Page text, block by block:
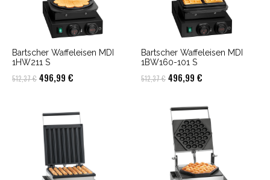
Bartscher Waffeleisen MDI
1HW211 S
512,37€ Ursprünglicher
512,37 €
496,99 €
496,99 €.
Bartscher Waffeleisen MDI
1BW160-101 S
512,37€ Ursprünglicher
war:
512,37 €
496,99 €
ist:
496,99 €.